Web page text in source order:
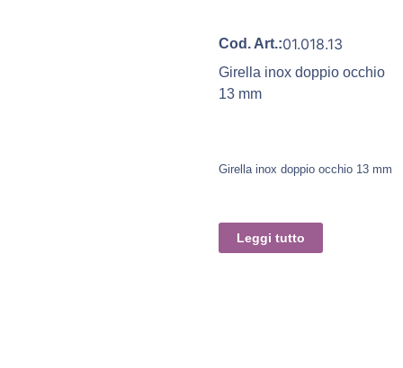
Cod. Art.:01.018.13
Girella inox doppio occhio
13 mm
Girella inox doppio occhio 13 mm
Leggi tutto